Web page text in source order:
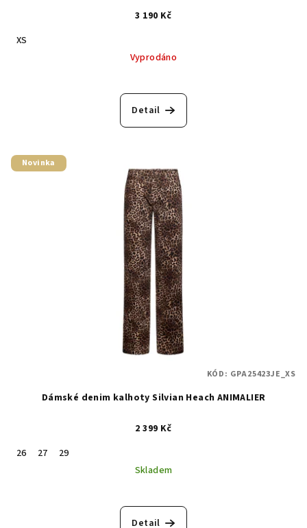
3 190 Kč
XS
Vyprodáno
Detail
Novinka
Dámské denim kalhoty Silvian Heach ANIMALIER
2 399 Kč
26
27
29
Skladem
Detail
KÓD: GPA25423JE_XS